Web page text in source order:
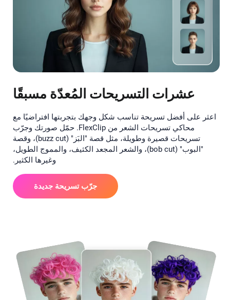
عشرات التسريحات المُعدّة مسبقًا
اعثر على أفضل تسريحة تناسب شكل وجهك بتجربتها افتراضيًا مع
محاكي تسريحات الشعر من FlexClip. حمّل صورتك وجرّب
تسريحات قصيرة وطويلة، مثل قصة "البَز" (buzz cut)، وقصة
"البوب" (bob cut)، والشعر المجعد الكثيف، والمموج الطويل،
وغيرها الكثير.
جرّب تسريحة جديدة